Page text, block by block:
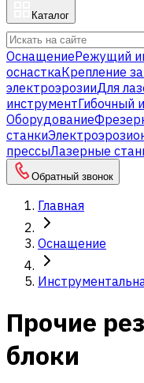
Каталог
ОснащениеРежущий
оснасткаКрепление
электроэрозииДля
инструментГибочный
Оборудование
станки
прессыЛазерные
Обратный звонок
Главная
Оснащение
Прочие
блоки